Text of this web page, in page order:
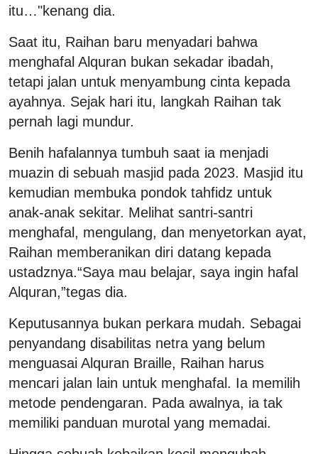
itu…"kenang dia.
Saat itu, Raihan baru menyadari bahwa
menghafal Alquran bukan sekadar ibadah,
tetapi jalan untuk menyambung cinta kepada
ayahnya. Sejak hari itu, langkah Raihan tak
pernah lagi mundur.
Benih hafalannya tumbuh saat ia menjadi
muazin di sebuah masjid pada 2023. Masjid itu
kemudian membuka pondok tahfidz untuk
anak-anak sekitar. Melihat santri-santri
menghafal, mengulang, dan menyetorkan ayat,
Raihan memberanikan diri datang kepada
ustadznya.“Saya mau belajar, saya ingin hafal
Alquran,”tegas dia.
Keputusannya bukan perkara mudah. Sebagai
penyandang disabilitas netra yang belum
menguasai Alquran Braille, Raihan harus
mencari jalan lain untuk menghafal. Ia memilih
metode pendengaran. Pada awalnya, ia tak
memiliki panduan murotal yang memadai.